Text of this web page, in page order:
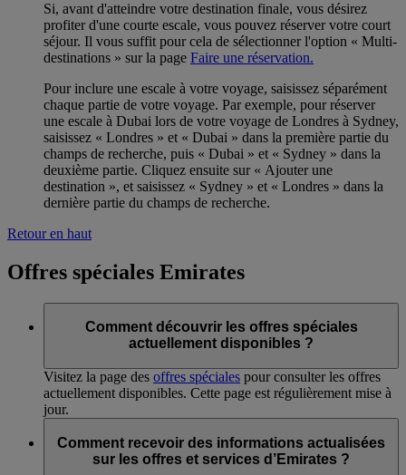
Si, avant d'atteindre votre destination finale, vous désirez
profiter d'une courte escale, vous pouvez réserver votre court
séjour. Il vous suffit pour cela de sélectionner l'option « Multi-
destinations » sur la page Faire une réservation.
Pour inclure une escale à votre voyage, saisissez séparément
chaque partie de votre voyage. Par exemple, pour réserver
une escale à Dubai lors de votre voyage de Londres à Sydney,
saisissez « Londres » et « Dubai » dans la première partie du
champs de recherche, puis « Dubai » et « Sydney » dans la
deuxième partie. Cliquez ensuite sur « Ajouter une
destination », et saisissez « Sydney » et « Londres » dans la
dernière partie du champs de recherche.
Retour en haut
Offres spéciales Emirates
Comment découvrir les offres spéciales
actuellement disponibles ?
Visitez la page des offres spéciales pour consulter les offres
actuellement disponibles. Cette page est régulièrement mise à
jour.
Comment recevoir des informations actualisées
sur les offres et services d’Emirates ?